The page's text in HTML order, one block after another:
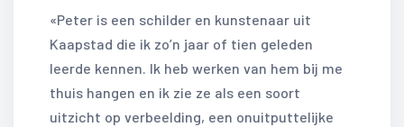
«Peter is een schilder en kunstenaar uit
Kaapstad die ik zo’n jaar of tien geleden
leerde kennen. Ik heb werken van hem bij me
thuis hangen en ik zie ze als een soort
uitzicht op verbeelding, een onuitputtelijke